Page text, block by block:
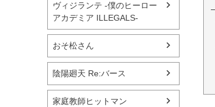
ヴィジランテ -僕のヒーロー
アカデミア ILLEGALS-
おそ松さん
陰陽廻天 Re:バース
家庭教師ヒットマン